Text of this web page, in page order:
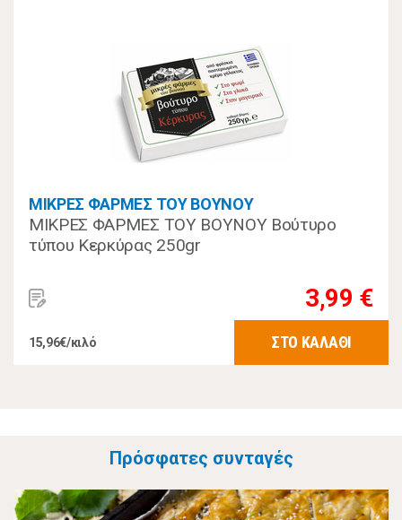
ΜΙΚΡΕΣ ΦΑΡΜΕΣ ΤΟΥ ΒΟΥΝΟΥ
ΜΙΚΡΕΣ ΦΑΡΜΕΣ ΤΟΥ ΒΟΥΝΟΥ Βούτυρο
τύπου Κερκύρας 250gr
3,99 €
15,96€/κιλό ΣΤΟ ΚΑΛΑΘΙ
Πρόσφατες συνταγές